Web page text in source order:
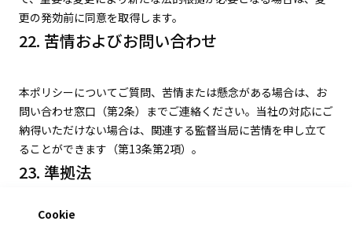
更の発効前に同意を取得します。
22. 苦情およびお問い合わせ
本ポリシーについてご質問、苦情または懸念がある場合は、お
問い合わせ窓口（第2条）までご連絡ください。当社の対応にご
納得いただけない場合は、関連する監督当局に苦情を申し立て
ることができます（第13条第2項）。
23. 準拠法
Cookie